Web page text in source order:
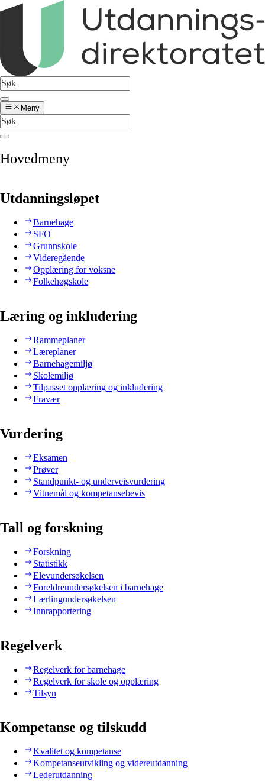
Meny
Hovedmeny
Utdanningsløpet
Barnehage
SFO
Grunnskole
Videregående
Opplæring for voksne
Folkehøgskole
Læring og inkludering
Rammeplaner
Læreplaner
Barnehagemiljø
Skolemiljø
Tilpasset opplæring og inkludering
Fravær
Vurdering
Eksamen
Prøver
Standpunkt- og underveisvurdering
Vitnemål og kompetansebevis
Tall og forskning
Forskning
Statistikk
Elevundersøkelsen
Foreldreundersøkelsen i barnehage
Lærlingundersøkelsen
Innrapportering
Regelverk
Regelverk for barnehage
Regelverk for skole og opplæring
Tilsyn
Kompetanse og tilskudd
Kvalitet og kompetanse
Kompetanseutvikling og videreutdanning
Lederutdanning